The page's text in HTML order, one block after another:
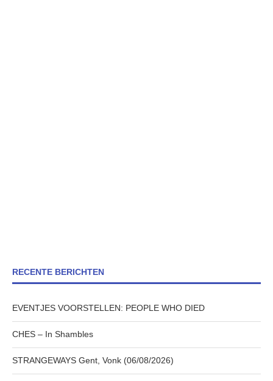
RECENTE BERICHTEN
EVENTJES VOORSTELLEN: PEOPLE WHO DIED
CHES – In Shambles
STRANGEWAYS Gent, Vonk (06/08/2026)